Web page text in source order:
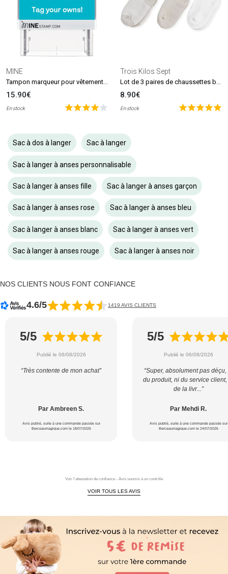
MINE
15.90€
En stock
Trois Kilos Sept
8.90€
En stock
Sac à dos à langer Sac à langer
Sac à langer à anses personnalisable
Sac à langer à anses fille Sac à langer à anses garçon
Sac à langer à anses rose Sac à langer à anses bleu
Sac à langer à anses blanc Sac à langer à anses vert
Sac à langer à anses rouge Sac à langer à anses noir
NOS CLIENTS NOUS FONT CONFIANCE
4.6/5 1419 AVIS CLIENTS
5/5
Publié le 06/08/2026
“Très contente de mon achat”
Par Ambreen S.
Avis publié, suite à une commande passée sur
Berceaumagique.com le 18/07/2026
5/5
Publié le 06/08/2026
“Super, absolument pas déçu,
du produit, ni du service
de la livr...”
Par Mehdi R.
Avis publié, suite à une commande passée sur
Berceaumagique.com le 24/07/2026
Voir l'attestation de confiance - Avis soumis à un contrôle
VOIR TOUS LES AVIS